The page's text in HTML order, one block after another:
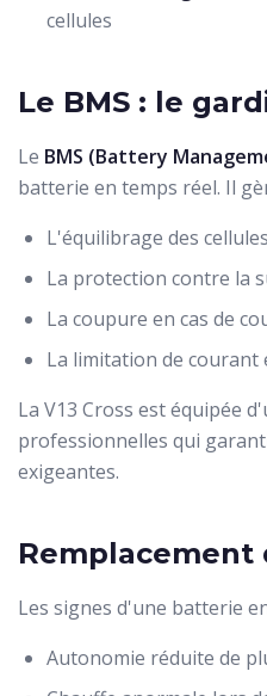
cellules
Le BMS : le
Le BMS (Battery
batterie en temps réel. Il
L'équilibrage des
La protection contre la
La coupure en cas de
La limitation de courant
La V13 Cross est équipée
professionnelles qui
exigeantes.
Les signes d'une batterie
Autonomie réduite de